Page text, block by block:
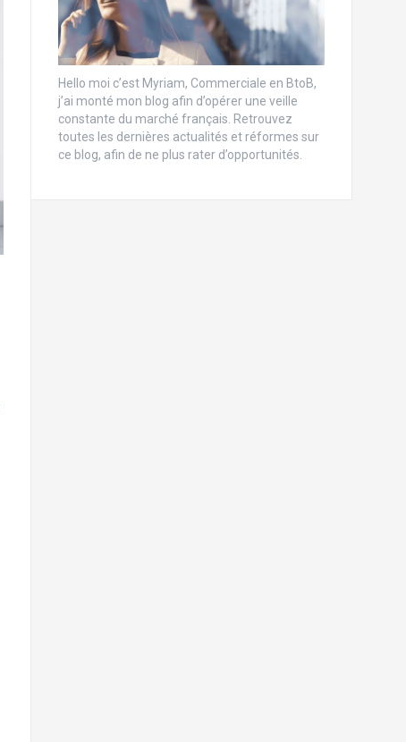
Hello moi c’est Myriam, Commerciale en BtoB,
j’ai monté mon blog afin d’opérer une veille
constante du marché français. Retrouvez
toutes les dernières actualités et réformes sur
ce blog, afin de ne plus rater d’opportunités.